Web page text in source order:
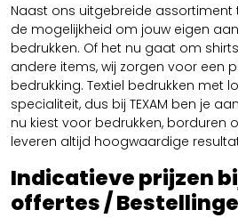
Naast ons uitgebreide assortiment
de mogelijkheid om jouw eigen
bedrukken. Of het nu gaat om
andere items, wij zorgen voor een
bedrukking. Textiel bedrukken met
specialiteit, dus bij TEXAM ben je
nu kiest voor bedrukken, borduren
leveren altijd hoogwaardige
Indicatieve prijzen
offertes /